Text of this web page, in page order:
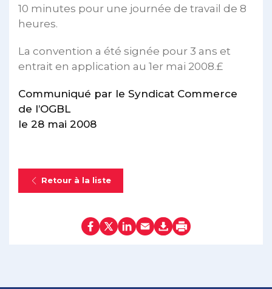
10 minutes pour une journée de travail de 8
heures.
La convention a été signée pour 3 ans et
entrait en application au 1er mai 2008.£
Communiqué par le Syndicat Commerce
de l’OGBL
le 28 mai 2008
Retour à la liste